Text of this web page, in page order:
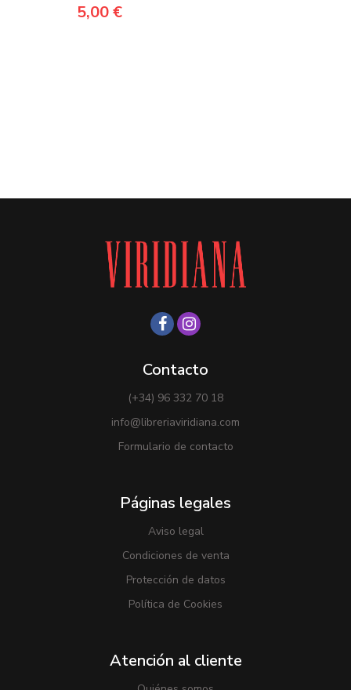
5,00 €
Contacto
(+34) 96 332 70 18
info@libreriaviridiana.com
Formulario de contacto
Páginas legales
Aviso legal
Condiciones de venta
Protección de datos
Política de Cookies
Atención al cliente